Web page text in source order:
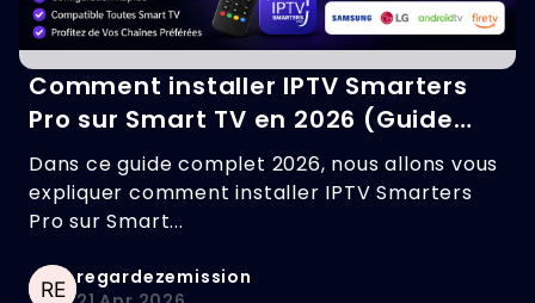
Comment installer IPTV Smarters
Pro sur Smart TV en 2026 (Guide
complet + configuration + solutions
erreurs)
Dans ce guide complet 2026, nous allons vous
expliquer comment installer IPTV Smarters
Pro sur Smart...
regardezemission